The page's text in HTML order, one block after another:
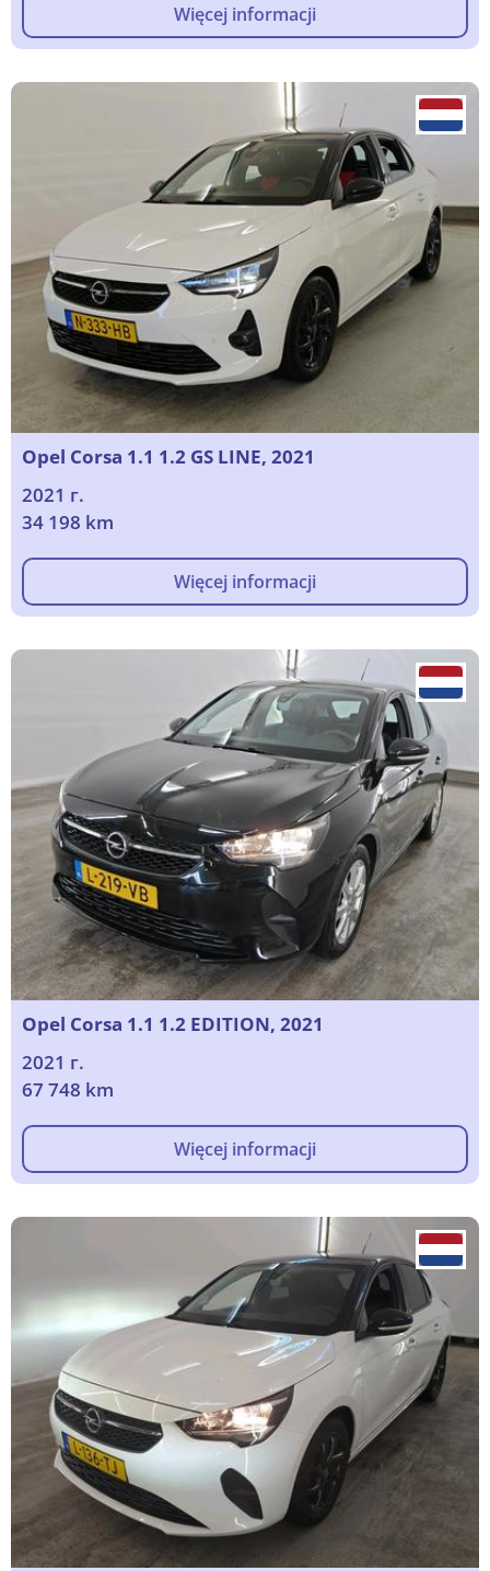
Więcej informacji
Opel Corsa 1.1 1.2 GS LINE, 2021
2021 г.
34 198 km
Więcej informacji
Opel Corsa 1.1 1.2 EDITION, 2021
2021 г.
67 748 km
Więcej informacji